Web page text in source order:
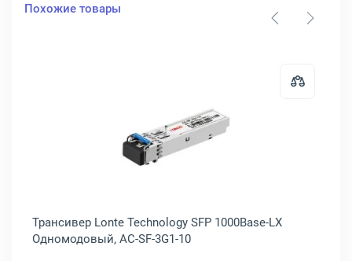
Похожие товары
Lonte Technology SFP Многомодовый, AC-SF-8G1-01
Открыть товар: Трансивер Lonte
Трансивер Lonte Technology SFP 1000Base-LX
Одномодовый, AC-SF-3G1-10